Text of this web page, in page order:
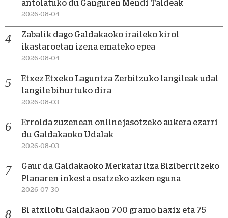
antolatuko du Ganguren Mendi Taldeak
2026-08-04
Zabalik dago Galdakaoko iraileko kirol
ikastaroetan izena emateko epea
2026-08-04
Etxez Etxeko Laguntza Zerbitzuko langileak udal
langile bihurtuko dira
2026-08-03
Errolda zuzenean online jasotzeko aukera ezarri
du Galdakaoko Udalak
2026-08-03
Gaur da Galdakaoko Merkataritza Biziberritzeko
Planaren inkesta osatzeko azken eguna
2026-07-30
Bi atxilotu Galdakaon 700 gramo haxix eta 75